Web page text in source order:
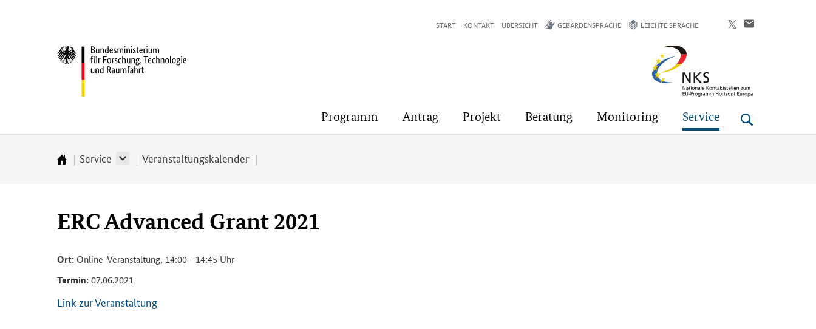
(Eingabetaste)
(Eingabetaste)
(Eingabetaste)
START KONTAKT ÜBERSICHT GEBÄRDENSPRACHE LEICHTE SPRACHE
Bundesministerium
und
Raumfahrt
Horizont
Europa
Programm Antrag Projekt Beratung Monitoring Service
Startseite
Service Veranstaltungskalender
ERC Advanced Grant 2021
Ort: Online-Veranstaltung, 14:00 - 14:45 Uhr
Termin:07.06.2021
Link zur Veranstaltung